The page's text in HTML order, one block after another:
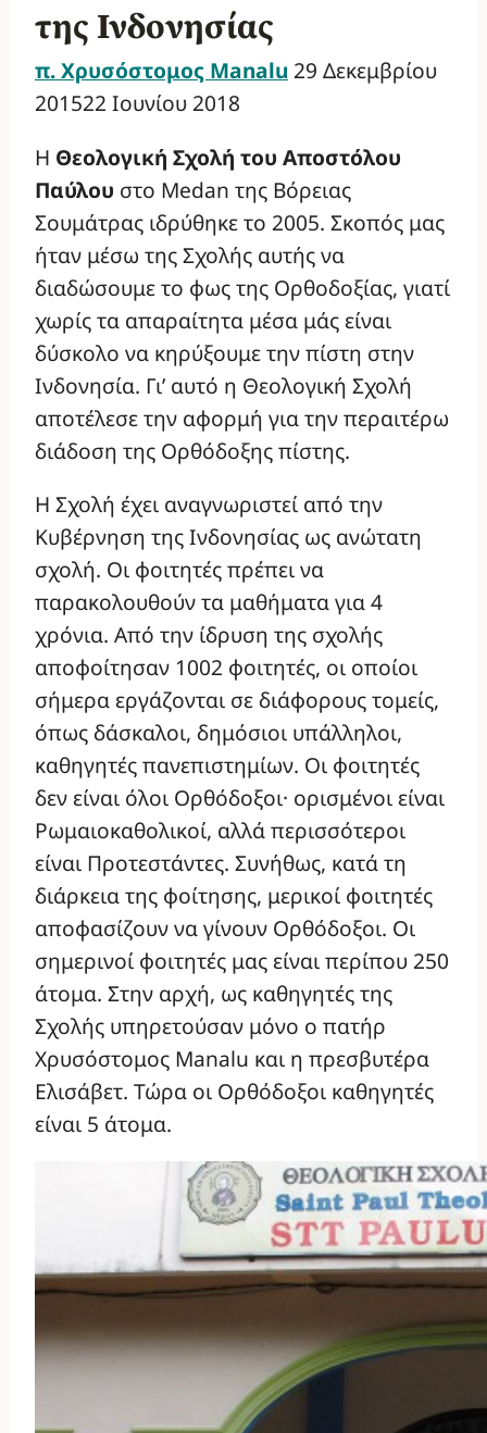
της Ινδονησίας
π. Χρυσόστομος Manalu 29 Δεκεμβρίου
201522 Ιουνίου 2018
Η Θεολογική Σχολή του Αποστόλου
Παύλου στο Medan της Βόρειας
Σουμάτρας ιδρύθηκε το 2005. Σκοπός μας
ήταν μέσω της Σχολής αυτής να
διαδώσουμε το φως της Ορθοδοξίας, γιατί
χωρίς τα απαραίτητα μέσα μάς είναι
δύσκολο να κηρύξουμε την πίστη στην
Ινδονησία. Γι’ αυτό η Θεολογική Σχολή
αποτέλεσε την αφορμή για την περαιτέρω
διάδοση της Ορθόδοξης πίστης.
Η Σχολή έχει αναγνωριστεί από την
Κυβέρνηση της Ινδονησίας ως ανώτατη
σχολή. Οι φοιτητές πρέπει να
παρακολουθούν τα μαθήματα για 4
χρόνια. Από την ίδρυση της σχολής
αποφοίτησαν 1002 φοιτητές, οι οποίοι
σήμερα εργάζονται σε διάφορους τομείς,
όπως δάσκαλοι, δημόσιοι υπάλληλοι,
καθηγητές πανεπιστημίων. Οι φοιτητές
δεν είναι όλοι Ορθόδοξοι· ορισμένοι είναι
Ρωμαιοκαθολικοί, αλλά περισσότεροι
είναι Προτεστάντες. Συνήθως, κατά τη
διάρκεια της φοίτησης, μερικοί φοιτητές
αποφασίζουν να γίνουν Ορθόδοξοι. Οι
σημερινοί φοιτητές μας είναι περίπου 250
άτομα. Στην αρχή, ως καθηγητές της
Σχολής υπηρετούσαν μόνο ο πατήρ
Χρυσόστομος Manalu και η πρεσβυτέρα
Ελισάβετ. Τώρα οι Ορθόδοξοι καθηγητές
είναι 5 άτομα.